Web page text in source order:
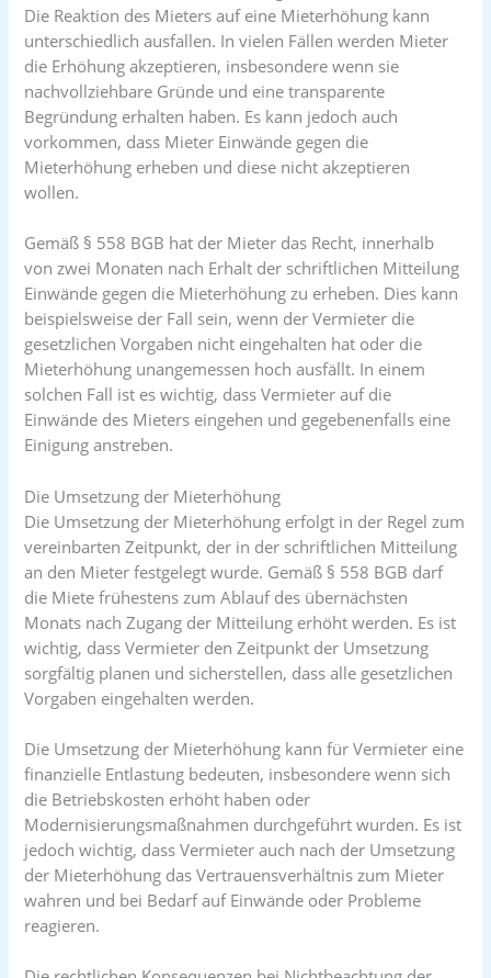
Die Reaktion des Mieters auf eine Mieterhöhung kann
unterschiedlich ausfallen. In vielen Fällen werden Mieter
die Erhöhung akzeptieren, insbesondere wenn sie
nachvollziehbare Gründe und eine transparente
Begründung erhalten haben. Es kann jedoch auch
vorkommen, dass Mieter Einwände gegen die
Mieterhöhung erheben und diese nicht akzeptieren
wollen.
Gemäß § 558 BGB hat der Mieter das Recht, innerhalb
von zwei Monaten nach Erhalt der schriftlichen Mitteilung
Einwände gegen die Mieterhöhung zu erheben. Dies kann
beispielsweise der Fall sein, wenn der Vermieter die
gesetzlichen Vorgaben nicht eingehalten hat oder die
Mieterhöhung unangemessen hoch ausfällt. In einem
solchen Fall ist es wichtig, dass Vermieter auf die
Einwände des Mieters eingehen und gegebenenfalls eine
Einigung anstreben.
Die Umsetzung der Mieterhöhung
Die Umsetzung der Mieterhöhung erfolgt in der Regel zum
vereinbarten Zeitpunkt, der in der schriftlichen Mitteilung
an den Mieter festgelegt wurde. Gemäß § 558 BGB darf
die Miete frühestens zum Ablauf des übernächsten
Monats nach Zugang der Mitteilung erhöht werden. Es ist
wichtig, dass Vermieter den Zeitpunkt der Umsetzung
sorgfältig planen und sicherstellen, dass alle gesetzlichen
Vorgaben eingehalten werden.
Die Umsetzung der Mieterhöhung kann für Vermieter eine
finanzielle Entlastung bedeuten, insbesondere wenn sich
die Betriebskosten erhöht haben oder
Modernisierungsmaßnahmen durchgeführt wurden. Es ist
jedoch wichtig, dass Vermieter auch nach der Umsetzung
der Mieterhöhung das Vertrauensverhältnis zum Mieter
wahren und bei Bedarf auf Einwände oder Probleme
reagieren.